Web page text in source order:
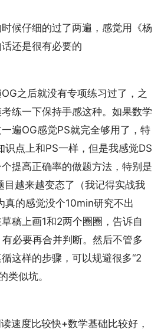
候仔细的过了两遍，感觉用《杨
还是很有必要的
之后就没有专项练习过了，之
练一下保持手感这种。如果数学
遍OG感觉PS就完全够用了，特
识点上和PS一样，但是我感觉DS
提高正确率的做题方法，特别是
目越来越变态了（我记得实战我
真的感觉没个10min研究不出
稿上画1和2两个圈圈，告诉自
必要再合并判断。然后不管多
这样的步骤，可以规避很多“2
类似坑。
速度比较快+数学基础比较好，